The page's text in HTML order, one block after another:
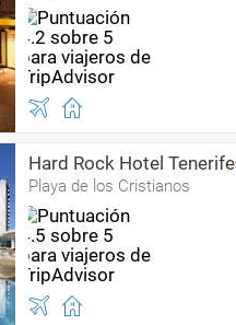
Hard Rock Hotel Tenerife
Playa de los Cristianos